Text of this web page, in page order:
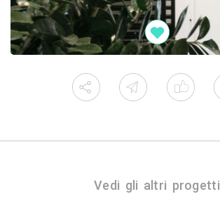
Vedi gli altri progetti